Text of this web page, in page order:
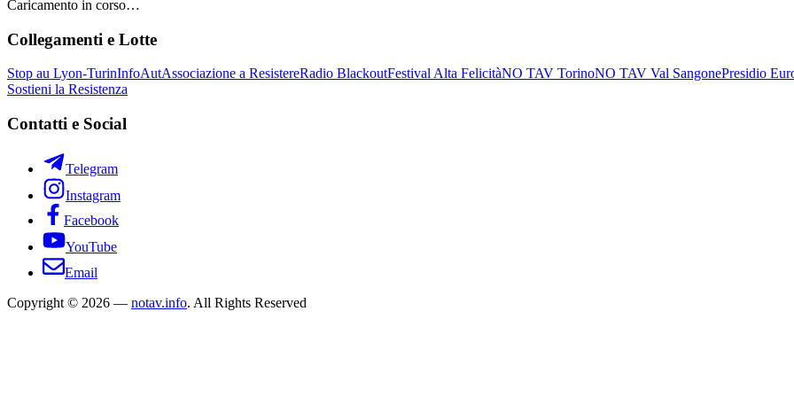
Caricamento in corso…
Collegamenti e Lotte
Stop au Lyon-TurinInfoAutAssociazione a ResistereRadio BlackoutFestival Alta FelicitàNO TAV TorinoNO TAV Val SangonePresidio
Sostieni la Resistenza
Contatti e Social
Telegram
Instagram
Facebook
YouTube
Email
Copyright © 2026 — notav.info. All Rights Reserved